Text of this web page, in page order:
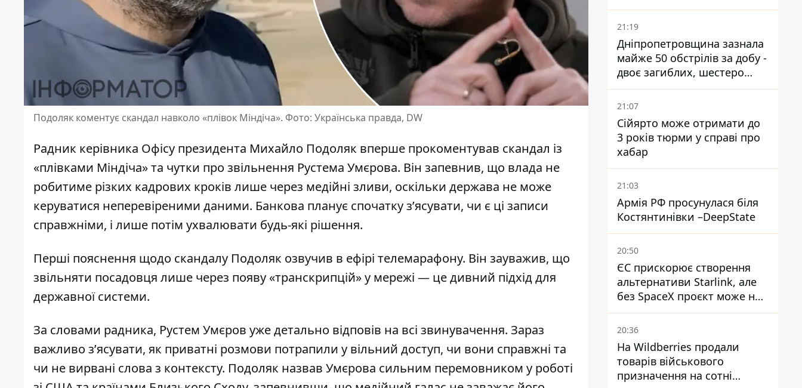
Подоляк коментує скандал навколо «плівок Міндіча». Фото: Українська правда, DW
Радник керівника Офісу президента Михайло Подоляк вперше прокоментував скандал із
«плівками Міндіча»та чутки про звільнення Рустема Умєрова. Він запевнив, що влада не
робитиме різких кадрових кроків лише через медійні зливи, оскільки держава не може
керуватися неперевіреними даними. Банкова планує спочатку з’ясувати, чи є ці записи
справжніми, і лише потім ухвалювати будь-які рішення.
Перші пояснення щодо скандалу Подоляк озвучив в ефірі телемарафону. Він зауважив, що
звільняти посадовця лише через появу «транскрипцій» у мережі — це дивний підхід для
державної системи.
За словами радника, Рустем Умєров уже детально відповів на всі звинувачення. Зараз
важливо з’ясувати, як приватні розмови потрапили у вільний доступ, чи вони справжні та
чи не вирвані слова з контексту. Подоляк назвав Умєрова сильним перемовником у роботі
21:19
Дніпропетровщина зазнала
майже 50 обстрілів за добу -
двоє загиблих, шестеро
постраждалих
21:07
Сійярто може отримати до
3 років тюрми у справі про
хабар
21:03
Армія РФ просунулася біля
Костянтинівки –DeepState
20:50
ЄС прискорює створення
альтернативи Starlink, але
без SpaceX проєкт може не
обійтися
20:36
На Wildberries продали
товарів військового
призначення на сотні